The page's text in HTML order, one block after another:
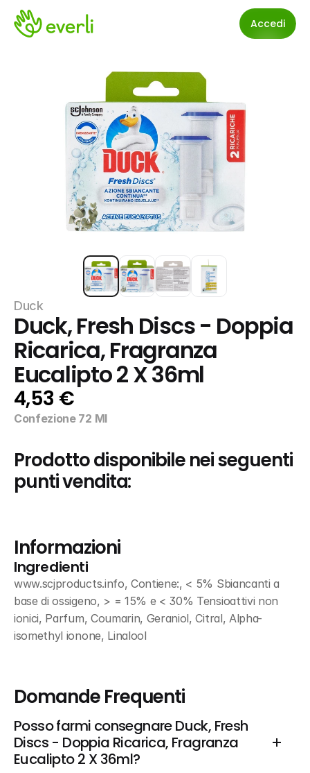
Accedi
Duck
Duck, Fresh Discs - Doppia
Ricarica, Fragranza
Eucalipto 2 X 36ml
4,53 €
Confezione 72 Ml
Prodotto disponibile nei seguenti
punti vendita:
Informazioni
Ingredienti
www.scjproducts.info, Contiene:, < 5% Sbiancanti a
base di ossigeno, > = 15% e < 30% Tensioattivi non
ionici, Parfum, Coumarin, Geraniol, Citral, Alpha-
isomethyl ionone, Linalool
Domande Frequenti
Posso farmi consegnare Duck, Fresh
Discs - Doppia Ricarica, Fragranza
Eucalipto 2 X 36ml?